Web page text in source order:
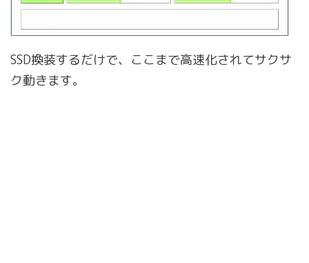
SSD換装するだけで、ここまで高速化されてサクサ
ク動きます。